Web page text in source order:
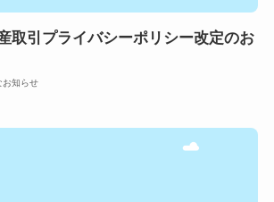
取引プライバシーポリシー改定のお
お知らせ